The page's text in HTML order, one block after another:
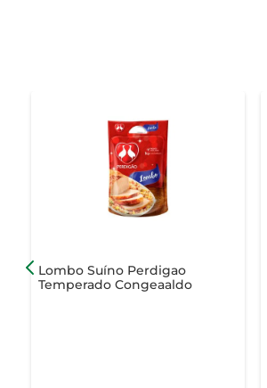
Lombo Suíno Perdigao
Temperado Congeaaldo